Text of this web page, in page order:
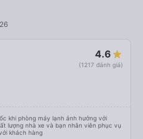
4.6
(1217 đánh giá)
khi phòng máy lạnh ảnh hưởng với
khách hàng